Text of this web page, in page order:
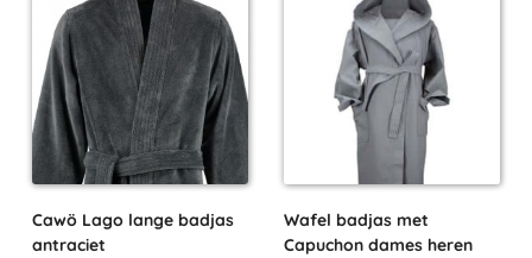
Cawö Lago lange badjas
antraciet
Wafel badjas met
Capuchon dames heren